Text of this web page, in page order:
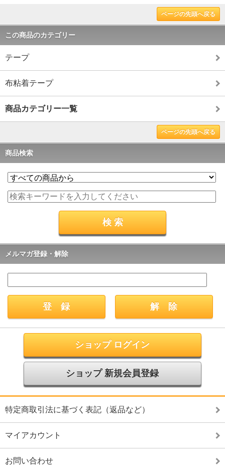
ページの先頭へ戻る
この商品のカテゴリー
テープ
布粘着テープ
商品カテゴリー一覧
ページの先頭へ戻る
商品検索
メルマガ登録・解除
ショップ ログイン
ショップ 新規会員登録
特定商取引法に基づく表記（返品など）
マイアカウント
お問い合わせ